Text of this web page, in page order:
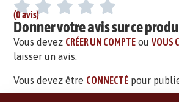
(0 avis)
Donner votre avis sur ce
Vous devez CRÉER UN COMPTE ouVOUS
laisser un avis.
Vous devez être CONNECTÉ pour